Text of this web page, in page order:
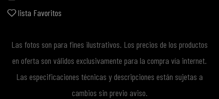
lista Favoritos
Las fotos son para fines ilustrativos. Los precios de los productos
en oferta son válidos exclusivamente para la compra vía internet.
Las especificaciones técnicas y descripciones están sujetas a
cambios sin previo aviso.